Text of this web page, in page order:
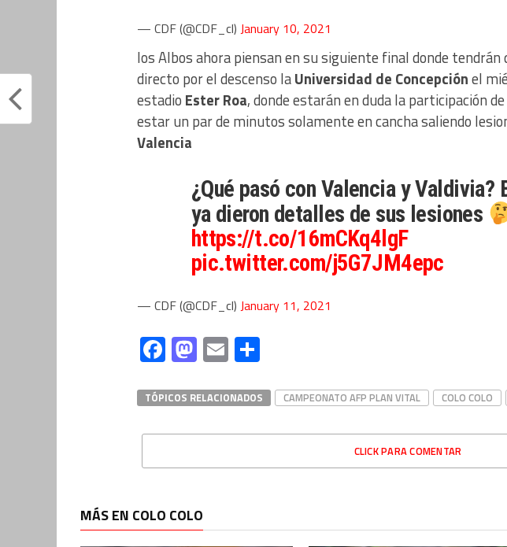
— CDF (@CDF_cl) January 10, 2021
los Albos ahora piensan en su siguiente final donde
directo por el descenso laUniversidad de Concepciónel
estadio Ester Roa, donde estarán en duda la participación de
estar un par de minutos solamente en cancha saliendo
Valencia
¿Qué pasó con Valencia y Valdivia?
ya dieron detalles de sus lesiones
https://t.co/16mCKq4lgF
pic.twitter.com/j5G7JM4epc
— CDF (@CDF_cl) January 11, 2021
Facebook
Mastodon
Email
TÓPICOS RELACIONADOS CAMPEONATO AFP PLAN VITAL COLO COLO
CLICK PARA COMENTAR
MÁS EN COLO COLO